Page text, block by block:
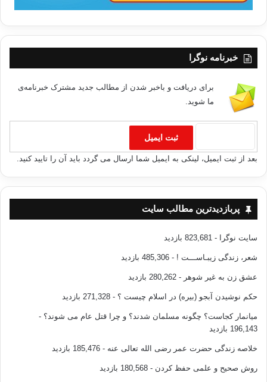
تاجیکستان مساجد دوشنبه
نهضت اسلامی
خبرنامه نوگرا
برای دریافت و باخبر شدن از مطالب جدید مشترک خبرنامه‌ی
ما شوید.
بعد از ثبت ایمیل، لینکی به ایمیل شما ارسال می گردد باید آن را تایید کنید.
پربازدیدترین مطالب سایت
سایت نوگرا - 823,681 بازدید
شعر، زندگی زیبـاســـت ! - 485,306 بازدید
عشق زن به غیر شوهر - 280,262 بازدید
حکم نوشیدن آبجو (بیره) در اسلام چیست ؟ - 271,328 بازدید
میانمار کجاست؟ چگونه مسلمان شدند؟ و چرا قتل عام می شوند؟ -
196,143 بازدید
خلاصه زندگی حضرت عمر رضی الله تعالی عنه - 185,476 بازدید
روش صحیح و علمی حفظ کردن - 180,568 بازدید